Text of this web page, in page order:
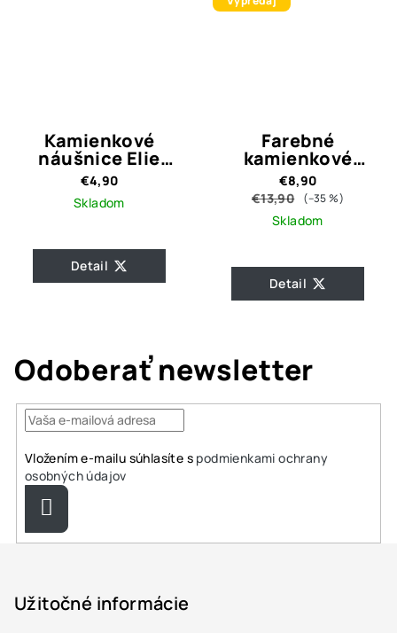
Kamienkové
náušnice Elie
Black
€4,90
Skladom
Detail
Farebné
kamienkové
náušnice Willow
€8,90
€13,90
(–35 %)
Skladom
Detail
Odoberať newsletter
Vložením e-mailu súhlasíte s podmienkami ochrany
osobných údajov
Užitočné informácie